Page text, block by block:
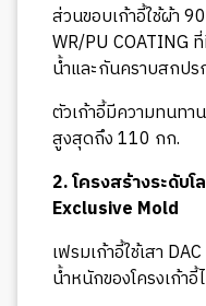
ส่วนขอบเก้าอี้ใช้ผ้า
WR/PU
น้ำและกันคราบสกปร
ตัวเก้าอี้มีความทนทา
สูงสุดถึง 110 กก.
2. โครงสร้างระดับ
Exclusive Mold
เฟรมเก้าอี้ใช้เสา
น้ำหนักของโครงเก้า